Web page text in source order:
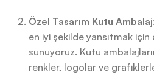
Özel Tasarım Kutu Ambalaj
en iyi şekilde yansıtmak
sunuyoruz. Kutu
renkler, logolar ve